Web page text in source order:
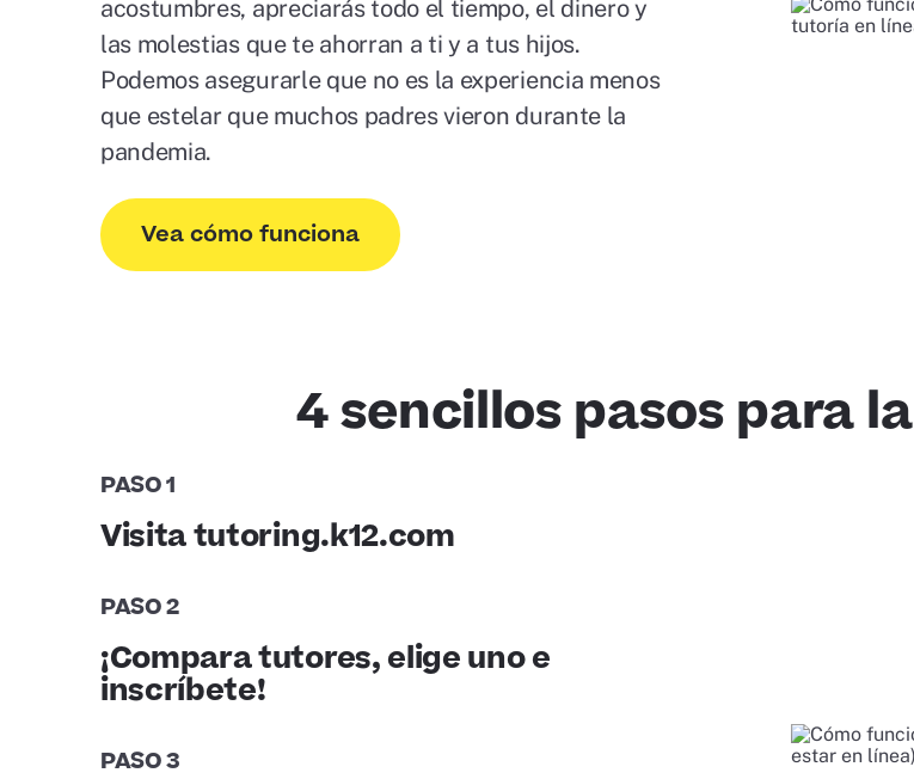
acostumbres, apreciarás todo el tiempo, el dinero y
las molestias que te ahorran a ti y a tus hijos.
Podemos asegurarle que no es la experiencia menos
que estelar que muchos padres vieron durante la
pandemia.
Vea cómo funciona
4 sencillos pasos para
PASO 1
Visita tutoring.k12.com
PASO 2
¡Compara tutores, elige uno e
inscríbete!
PASO 3